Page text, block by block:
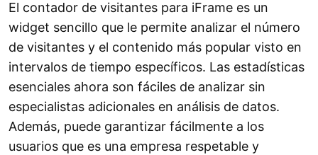
El contador de visitantes para iFrame es un
widget sencillo que le permite analizar el número
de visitantes y el contenido más popular visto en
intervalos de tiempo específicos. Las estadísticas
esenciales ahora son fáciles de analizar sin
especialistas adicionales en análisis de datos.
Además, puede garantizar fácilmente a los
usuarios que es una empresa respetable y